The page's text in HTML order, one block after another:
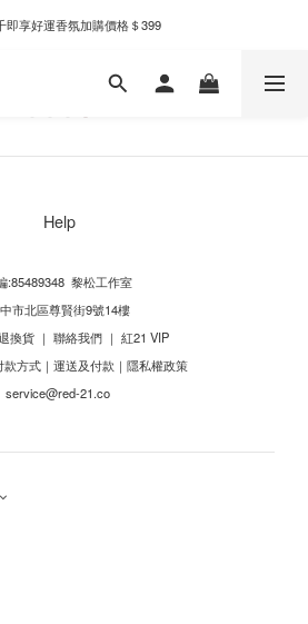
批限時優惠｜單件95折，任兩件9折
即享好運香氛加購價格＄399
滿千贈Fami!ce冰淇淋兌換券
Help
:85489348 黎松工作室
市北區尊賢街9號14樓
換貨 ｜ 聯絡我們 ｜ 紅21 VIP
款方式｜ 運送及付款 ｜ 隱私權政策
service@red-21.co